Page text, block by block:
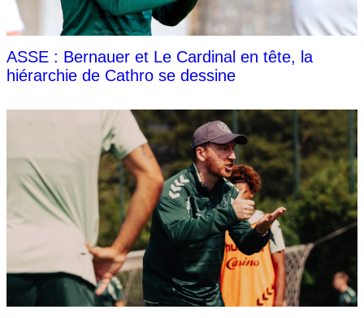
ASSE : Bernauer et Le Cardinal en tête, la
hiérarchie de Cathro se dessine